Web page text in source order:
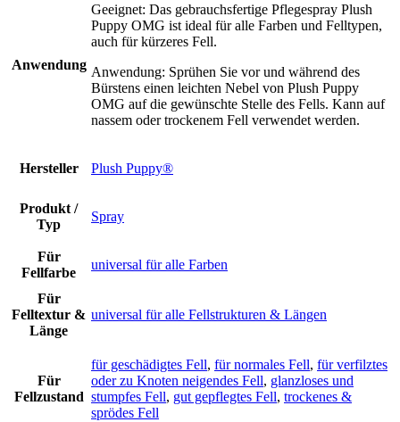
Anwendung
Geeignet: Das gebrauchsfertige Pflegespray Plush
Puppy OMG ist ideal für alle Farben und Felltypen,
auch für kürzeres Fell.
Anwendung: Sprühen Sie vor und während des
Bürstens einen leichten Nebel von Plush Puppy
OMG auf die gewünschte Stelle des Fells. Kann auf
nassem oder trockenem Fell verwendet werden.
Hersteller Plush Puppy®
Produkt /
Typ
Spray
Für
Fellfarbe
universal für alle Farben
Für
Felltextur &
Länge
universal für alle Fellstrukturen & Längen
Für
Fellzustand
für geschädigtes Fell, für normales Fell, für verfilztes
oder zu Knoten neigendes Fell, glanzloses und
stumpfes Fell, gut gepflegtes Fell, trockenes &
sprödes Fell